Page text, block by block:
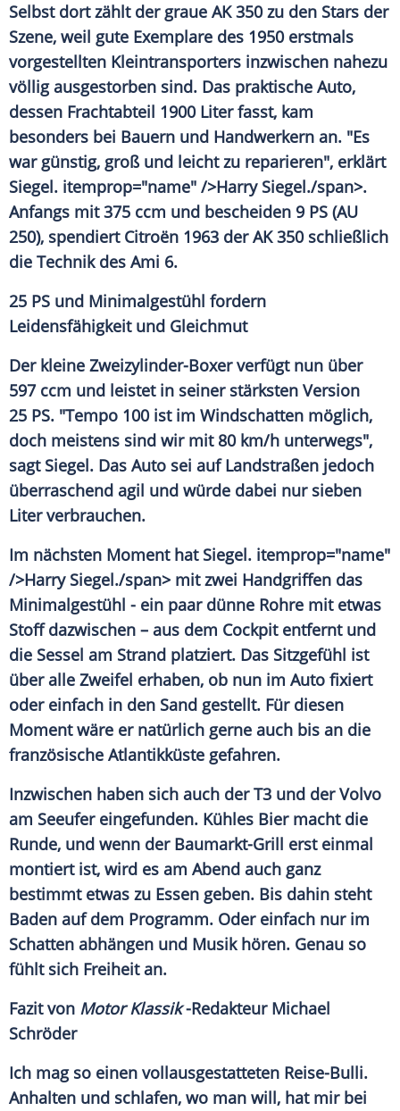
Selbst dort zählt der graue AK 350 zu den Stars der
Szene, weil gute Exemplare des 1950 erstmals
vorgestellten Kleintransporters inzwischen nahezu
völlig ausgestorben sind. Das praktische Auto,
dessen Frachtabteil 1900 Liter fasst, kam
besonders bei Bauern und Handwerkern an. "Es
war günstig, groß und leicht zu reparieren", erklärt
Siegel. itemprop="name" />Harry Siegel./span>.
Anfangs mit 375 ccm und bescheiden 9 PS (AU
250), spendiert Citroën 1963 der AK 350 schließlich
die Technik des Ami 6.
25 PS und Minimalgestühl fordern
Leidensfähigkeit und Gleichmut
Der kleine Zweizylinder-Boxer verfügt nun über
597 ccm und leistet in seiner stärksten Version
25 PS. "Tempo 100 ist im Windschatten möglich,
doch meistens sind wir mit 80 km/h unterwegs",
sagt Siegel. Das Auto sei auf Landstraßen jedoch
überraschend agil und würde dabei nur sieben
Liter verbrauchen.
Im nächsten Moment hat Siegel. itemprop="name"
/>Harry Siegel./span> mit zwei Handgriffen das
Minimalgestühl - ein paar dünne Rohre mit etwas
Stoff dazwischen – aus dem Cockpit entfernt und
die Sessel am Strand platziert. Das Sitzgefühl ist
über alle Zweifel erhaben, ob nun im Auto fixiert
oder einfach in den Sand gestellt. Für diesen
Moment wäre er natürlich gerne auch bis an die
französische Atlantikküste gefahren.
Inzwischen haben sich auch der T3 und derVolvo
am Seeufer eingefunden. Kühles Bier macht die
Runde, und wenn der Baumarkt-Grill erst einmal
montiert ist, wird es am Abend auch ganz
bestimmt etwas zu Essen geben. Bis dahin steht
Baden auf dem Programm. Oder einfach nur im
Schatten abhängen und Musik hören. Genau so
fühlt sich Freiheit an.
Fazit von Motor Klassik -Redakteur Michael
Schröder
Ich mag so einen vollausgestatteten Reise-Bulli.
Anhalten und schlafen, wo man will, hat mir bei